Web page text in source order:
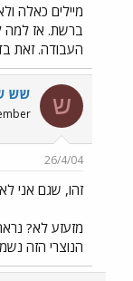
מיילים כאלה
ברשת. אז למה
העבודה. זאת
ש שש
26/4/04
זהו, שגם אני
מזעזע לא?
הנוצרי הזה